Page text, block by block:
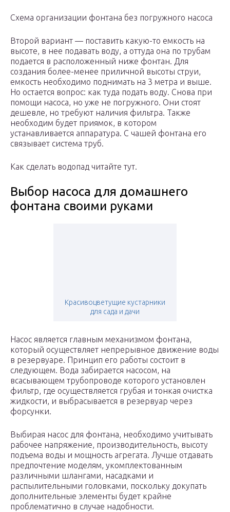
Схема организации фонтана без погружного насоса
Второй вариант — поставить какую-то емкость на
высоте, в нее подавать воду, а оттуда она по трубам
подается в расположенный ниже фонтан. Для
создания более-менее приличной высоты струи,
емкость необходимо поднимать на 3 метра и выше.
Но остается вопрос: как туда подать воду. Снова при
помощи насоса, но уже не погружного. Они стоят
дешевле, но требуют наличия фильтра. Также
необходим будет приямок, в котором
устанавливается аппаратура. С чашей фонтана его
связывает система труб.
Как сделать водопад читайте тут.
Выбор насоса для домашнего
фонтана своими руками
Красивоцветущие кустарники
для сада и дачи
Насос является главным механизмом фонтана,
который осуществляет непрерывное движение воды
в резервуаре. Принцип его работы состоит в
следующем. Вода забирается насосом, на
всасывающем трубопроводе которого установлен
фильтр, где осуществляется грубая и тонкая очистка
жидкости, и выбрасывается в резервуар через
форсунки.
Выбирая насос для фонтана, необходимо учитывать
рабочее напряжение, производительность, высоту
подъема воды и мощность агрегата. Лучше отдавать
предпочтение моделям, укомплектованным
различными шлангами, насадками и
распылительными головками, поскольку докупать
дополнительные элементы будет крайне
проблематично в случае надобности.